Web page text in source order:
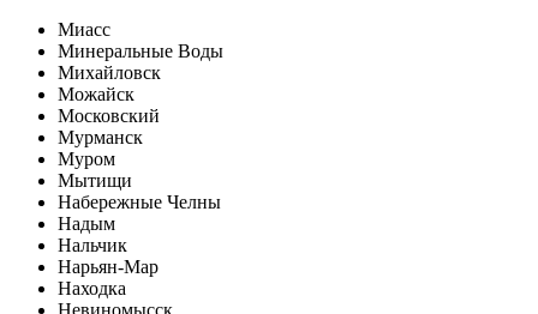
Миасс
Минеральные Воды
Михайловск
Можайск
Московский
Мурманск
Муром
Мытищи
Набережные Челны
Надым
Нальчик
Нарьян-Мар
Находка
Невиномысск